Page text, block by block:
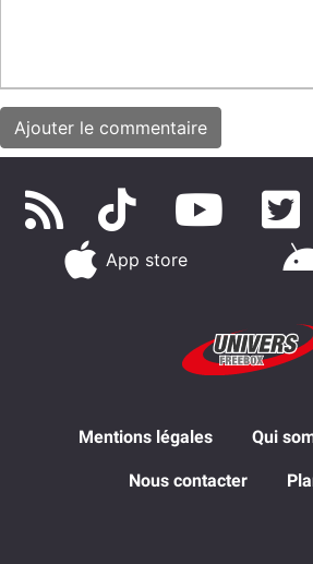
App store
Mentions légales Qui
Nous contacter